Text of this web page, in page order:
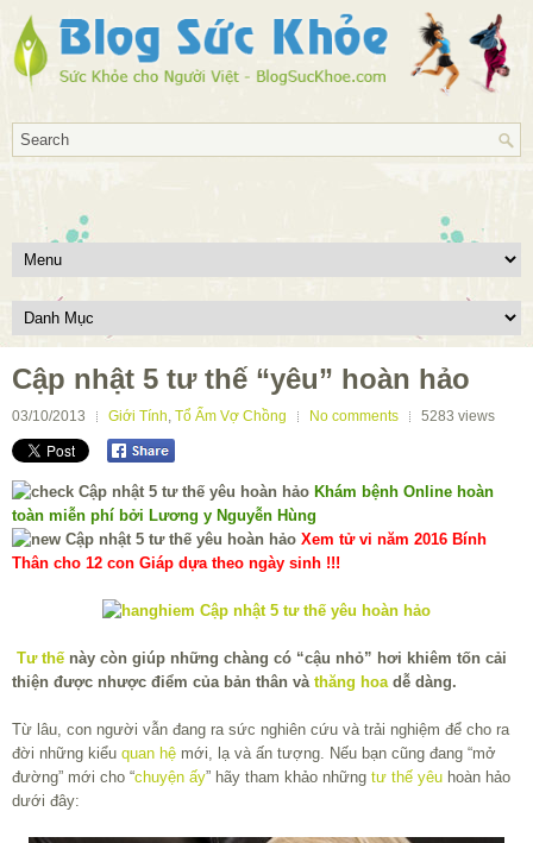
Cập nhật 5 tư thế “yêu” hoàn hảo
03/10/2013 Giới Tính, Tổ Ấm Vợ Chồng No comments 5283 views
Khám bệnh Online hoàn
toàn miễn phí bởi Lương y Nguyễn Hùng
Xem tử vi năm 2016 Bính
Thân cho 12 con Giáp dựa theo ngày sinh !!!
Tư thế này còn giúp những chàng có “cậu nhỏ” hơi khiêm tốn cải
thiện được nhược điểm của bản thân và thăng hoadễ dàng.
Từ lâu, con người vẫn đang ra sức nghiên cứu và trải nghiệm để cho ra
đời những kiểu quan hệ mới, lạ và ấn tượng. Nếu bạn cũng đang “mở
đường” mới cho “chuyện ấy” hãy tham khảo những tư thế yêu hoàn hảo
dưới đây: